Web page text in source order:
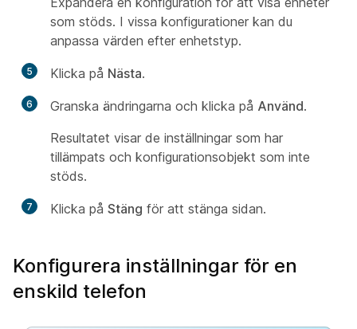
som stöds. I vissa konfigurationer kan du
anpassa värden efter enhetstyp.
5 Klicka på Nästa.
6 Granska ändringarna och klicka på Använd.
Resultatet visar de inställningar som har
tillämpats och konfigurationsobjekt som inte
stöds.
7 Klicka på Stäng för att stänga sidan.
Konfigurera inställningar för en
enskild telefon